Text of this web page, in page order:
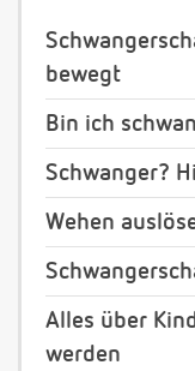
bewegt
Bin ich
Schwanger?
Wehen
Alles über
werden